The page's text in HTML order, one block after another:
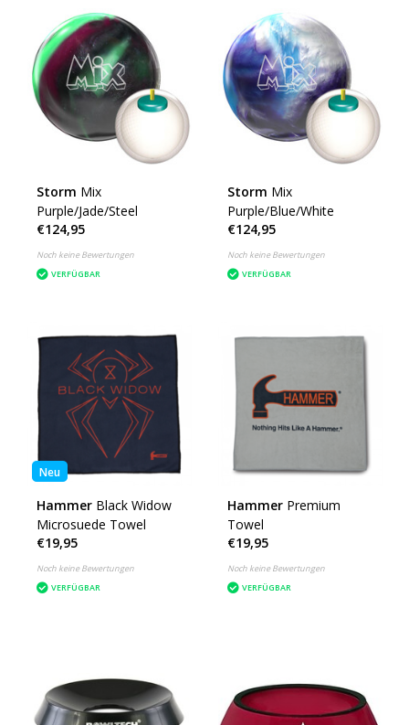
Storm Mix
Purple/Jade/Steel
€124,95
Noch keine Bewertungen
VERFÜGBAR
Storm Mix
Purple/Blue/White
€124,95
Noch keine Bewertungen
VERFÜGBAR
Neu
Hammer Black Widow
Microsuede Towel
€19,95
Noch keine Bewertungen
VERFÜGBAR
Hammer Premium
Towel
€19,95
Noch keine Bewertungen
VERFÜGBAR